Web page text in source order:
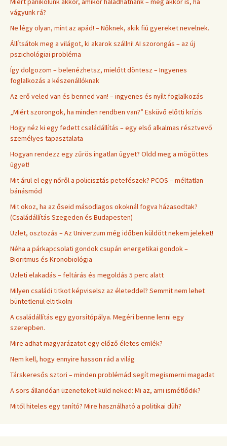
vágyunk rá?
Ne légy olyan, mint az apád! – Nőknek, akik fiú gyereket nevelnek.
Állítsátok meg a világot, ki akarok szállni! AI szorongás – az új
pszichológiai probléma
Így dolgozom – belenézhetsz, mielőtt döntesz – Ingyenes
foglalkozás a készenállóknak
Az erő veled van és benned van! – ingyenes és nyílt foglalkozás
„Miért szorongok, ha minden rendben van?” Esküvő előtti krízis
Hogy néz ki egy fedett családállítás – egy első alkalmas résztvevő
személyes tapasztalata
Hogyan rendezz egy zűrös ingatlan ügyet? Oldd meg a mögöttes
ügyet!
Mit árul el egy nőről a policisztás petefészek? PCOS – méltatlan
bánásmód
Mit okoz, ha az őseid másodlagos okoknál fogva házasodtak?
(Családállítás Szegeden és Budapesten)
Üzlet, osztozás – Az Univerzum még időben küldött nekem jeleket!
Néha a párkapcsolati gondok csupán energetikai gondok –
Bioritmus és Kronobiológia
Üzleti elakadás – feltárás és megoldás 5 perc alatt
Milyen családi titkot képviselsz az életeddel? Semmit nem lehet
büntetlenül eltitkolni
A családállítás egy gyorsítópálya. Megéri benne lenni egy
szerepben.
Mire adhat magyarázatot egy előző életes emlék?
Nem kell, hogy ennyire hasson rád a világ
Társkeresős sztori – minden problémád segít megismerni magadat
A sors állandóan üzeneteket küld neked: Mi az, ami ismétlődik?
Mitől hiteles egy tanító? Mire használható a politikai düh?